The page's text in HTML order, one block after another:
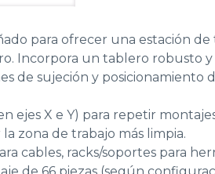
para ofrecer una estación
Incorpora un tablero robusto
de sujeción y posicionamiento
ejes X e Y) para repetir
zona de trabajo más limpia.
cables, racks/soportes para